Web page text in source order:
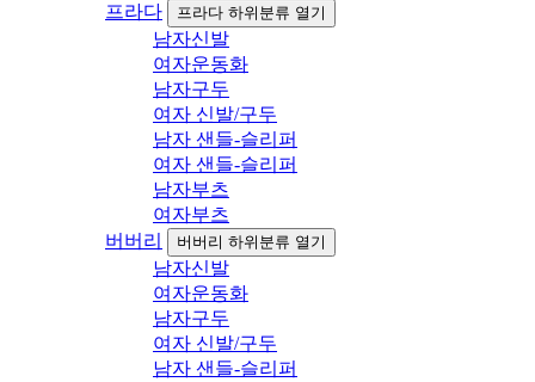
프라다
프라다 하위분류 열기
남자신발
여자운동화
남자구두
여자 신발/구두
남자 샌들-슬리퍼
여자 샌들-슬리퍼
남자부츠
여자부츠
버버리
버버리 하위분류 열기
남자신발
여자운동화
남자구두
여자 신발/구두
남자 샌들-슬리퍼